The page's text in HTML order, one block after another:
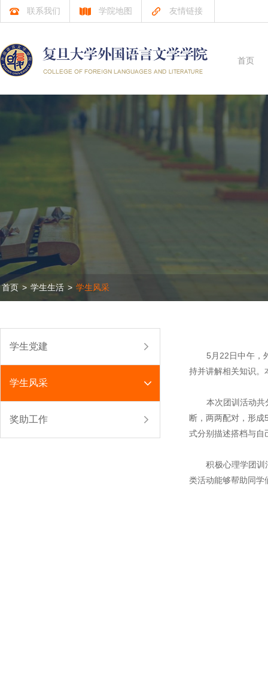
联系我们 学院地图 友情链接
首页
首页 > 学生生活 > 学生风采
学生党建
学生风采
奖助工作
5月22日中午，外
持并讲解相关知识。
本次团训活动共分
断，两两配对，形
式分别描述搭档与自
积极心理学团训活
类活动能够帮助同学